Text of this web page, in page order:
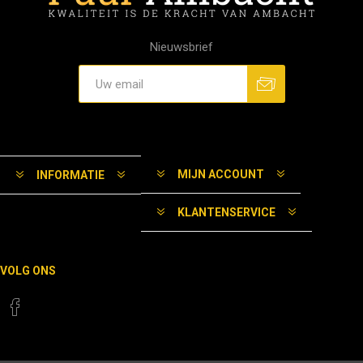
Nieuwsbrief
INFORMATIE MIJN ACCOUNT
KLANTENSERVICE
VOLG ONS